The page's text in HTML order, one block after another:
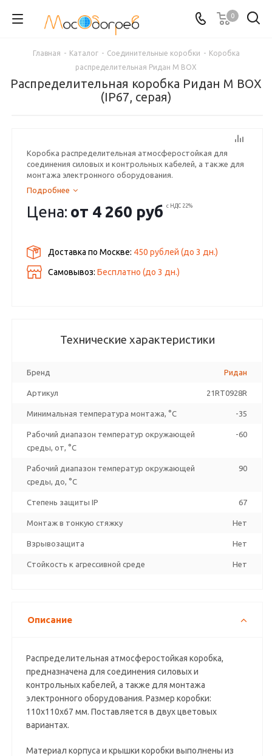
0
Главная - Каталог - Соединительные коробки - Коробка
распределительная Ридан M BOX
Распределительная коробка Ридан M BOX
(IP67, серая)
Коробка распределительная атмосферостойкая для
соединения силовых и контрольных кабелей, а также для
монтажа электронного оборудования.
Подробнее
Цена: от 4 260 руб с НДС 22%
Доставка по Москве: 450 рублей (до3 дн.)
Самовывоз:Бесплатно (до3 дн.)
Технические характеристики
Бренд Ридан
Артикул 21RT0928R
Минимальная температура монтажа, °C -35
Рабочий диапазон температур окружающей
среды, от, °C
-60
Рабочий диапазон температур окружающей
среды, до, °C
90
Степень защиты IP 67
Монтаж в тонкую стяжку Нет
Взрывозащита Нет
Стойкость к агрессивной среде Нет
Описание
Распределительная атмосферостойкая коробка,
предназначена для соединения силовых и
контрольных кабелей, а также для монтажа
электронного оборудования. Размер коробки:
110х110х67 мм. Поставляется в двух цветовых
вариантах.
Материал корпуса и крышки коробки выполнены из